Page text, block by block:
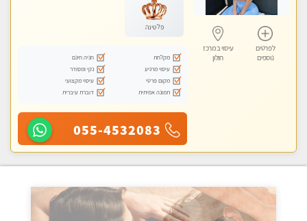
לפרטים
נוספים
עיסוי במרכז
חולון
פלטינה
מקלחת
חניה חינם
עיסוי מרגיע
נקי ומסודר
מקום פרטי
עיסוי מקצועי
תמונה אמיתית
דוברת עיברית
055-4532083